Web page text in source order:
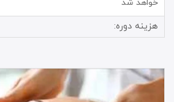
خواهد شد
هزینه دوره: